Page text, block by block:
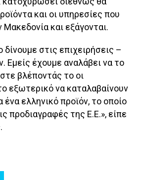
και οι υπηρεσίες που
και εξάγονται.
στις επιχειρήσεις –
Εμείς έχουμε αναλάβει να το
βλέποντάς το οι
εξωτερικό να καταλαβαίνουν
ένα ελληνικό προϊόν, το οποίο
προδιαγραφές της Ε.Ε.», είπε